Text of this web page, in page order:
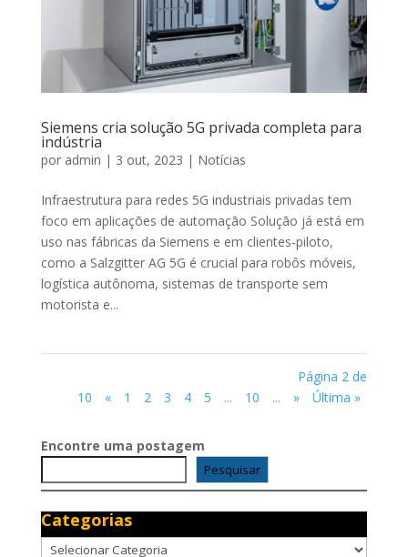
Siemens cria solução 5G privada completa para
indústria
por admin | 3 out, 2023 | Notícias
Infraestrutura para redes 5G industriais privadas tem
foco em aplicações de automação Solução já está em
uso nas fábricas da Siemens e em clientes-piloto,
como a Salzgitter AG 5G é crucial para robôs móveis,
logística autônoma, sistemas de transporte sem
motorista e...
Página 2 de
10
« 1 2 3 4 5 ... 10 ... » Última »
Encontre uma postagem
Pesquisar
Categorias
Categorias